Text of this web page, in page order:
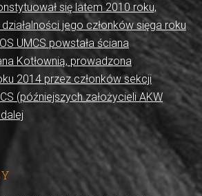
się latem 2010 roku,
jego członków sięga roku
UMCS powstała ściana
Kotłownią, prowadzona
2014 przez członków sekcji
(późniejszych założycieli AKW